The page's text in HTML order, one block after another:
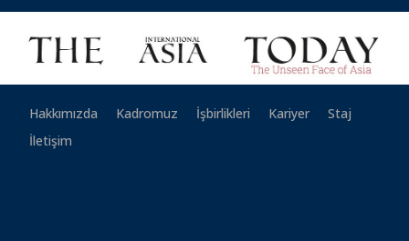
Hakkımızda Kadromuz İşbirlikleri Kariyer
Staj
İletişim